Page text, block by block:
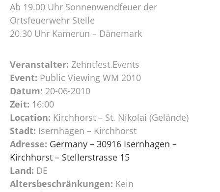
Ab 19.00 Uhr Sonnenwendfeuer der
Ortsfeuerwehr Stelle
20.30 Uhr Kamerun – Dänemark
Veranstalter: Zehntfest.Events
Event: Public Viewing WM 2010
Datum: 20-06-2010
Zeit: 16:00
Location: Kirchhorst – St. Nikolai (Gelände)
Stadt: Isernhagen – Kirchhorst
Adresse: Germany – 30916 Isernhagen –
Kirchhorst – Stellerstrasse 15
Land: DE
Altersbeschränkungen: Kein